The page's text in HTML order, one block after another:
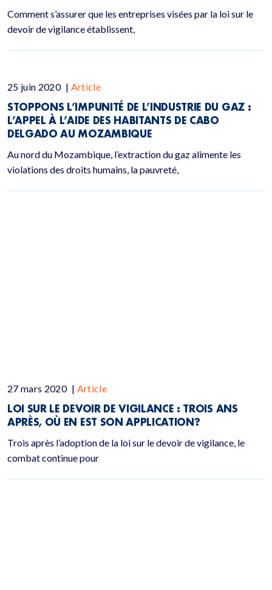
Comment s’assurer que les entreprises visées par la loi sur le
devoir de vigilance établissent,
25 juin 2020 | Article
STOPPONS L’IMPUNITÉ DE L’INDUSTRIE DU GAZ :
L’APPEL À L’AIDE DES HABITANTS DE CABO
DELGADO AU MOZAMBIQUE
Au nord du Mozambique, l’extraction du gaz alimente les
violations des droits humains, la pauvreté,
27 mars 2020 | Article
LOI SUR LE DEVOIR DE VIGILANCE : TROIS ANS
APRÈS, OÙ EN EST SON APPLICATION?
Trois après l’adoption de la loi sur le devoir de vigilance, le
combat continue pour